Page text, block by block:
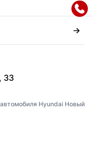
33
Hyundai Новый